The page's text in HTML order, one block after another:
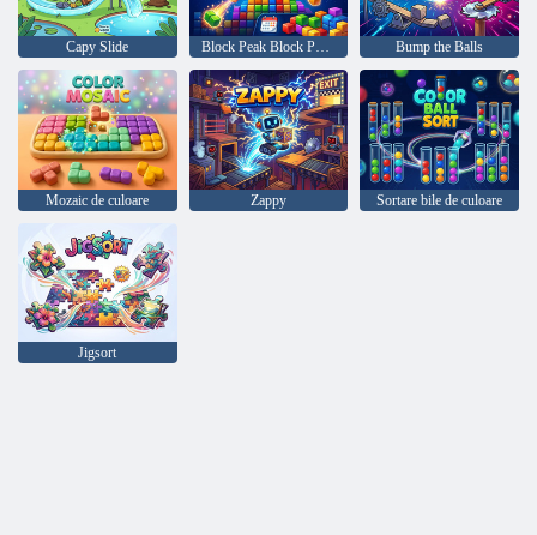
Capy Slide Block Peak Block Puzzle Bump the Balls
Mozaic de culoare Zappy Sortare bile de culoare
Jigsort